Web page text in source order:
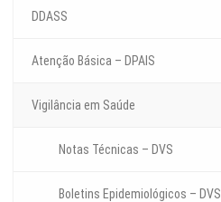
DDASS
Atenção Básica – DPAIS
Vigilância em Saúde
Notas Técnicas – DVS
Boletins Epidemiológicos – DVS